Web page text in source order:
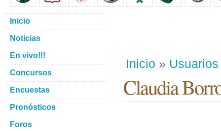
Inicio » Usuarios
Claudia
Inicio
Noticias
En vivo!!!
Concursos
Encuestas
Pronósticos
Foros